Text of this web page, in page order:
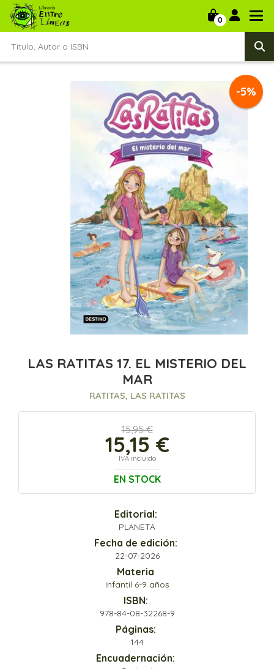
0
-5%
LAS RATITAS 17. EL MISTERIO DEL
MAR
RATITAS, LAS RATITAS
15,95 €
15,15 €
IVA incluido
EN STOCK
Editorial:
PLANETA
Fecha de edición:
22-07-2026
Materia
Infantil 6-9 años
ISBN:
978-84-08-32268-9
Páginas:
144
Encuadernación: